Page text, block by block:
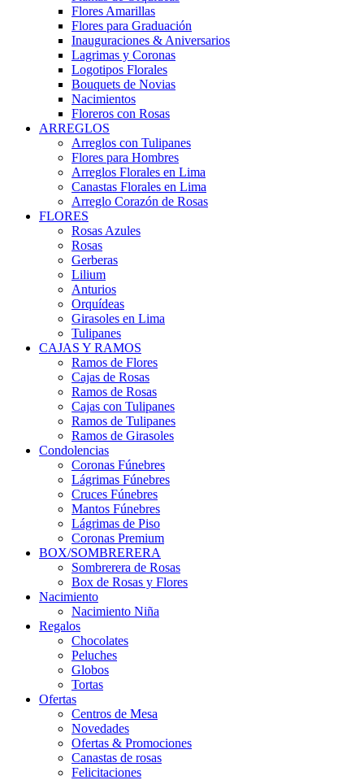
Flores Amarillas
Flores para Graduación
Inauguraciones & Aniversarios
Lagrimas y Coronas
Logotipos Florales
Bouquets de Novias
Nacimientos
Floreros con Rosas
ARREGLOS
Arreglos con Tulipanes
Flores para Hombres
Arreglos Florales en Lima
Canastas Florales en Lima
Arreglo Corazón de Rosas
FLORES
Rosas Azules
Rosas
Gerberas
Lilium
Anturios
Orquídeas
Girasoles en Lima
Tulipanes
CAJAS Y RAMOS
Ramos de Flores
Cajas de Rosas
Ramos de Rosas
Cajas con Tulipanes
Ramos de Tulipanes
Ramos de Girasoles
Condolencias
Coronas Fúnebres
Lágrimas Fúnebres
Cruces Fúnebres
Mantos Fúnebres
Lágrimas de Piso
Coronas Premium
BOX/SOMBRERERA
Sombrerera de Rosas
Box de Rosas y Flores
Nacimiento
Nacimiento Niña
Regalos
Chocolates
Peluches
Globos
Tortas
Ofertas
Centros de Mesa
Novedades
Ofertas & Promociones
Canastas de rosas
Felicitaciones